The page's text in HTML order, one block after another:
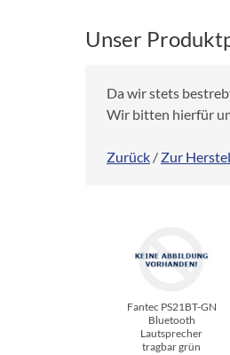
Unser
Da wir stets
Wir bitten hierfür
Zurück / Zur
Fantec PS21BT-GN
Bluetooth
Lautsprecher
tragbar grün